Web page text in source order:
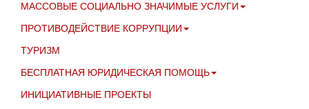
МАССОВЫЕ СОЦИАЛЬНО ЗНАЧИМЫЕ УСЛУГИ
ПРОТИВОДЕЙСТВИЕ КОРРУПЦИИ
ТУРИЗМ
БЕСПЛАТНАЯ ЮРИДИЧЕСКАЯ ПОМОЩЬ
ИНИЦИАТИВНЫЕ ПРОЕКТЫ